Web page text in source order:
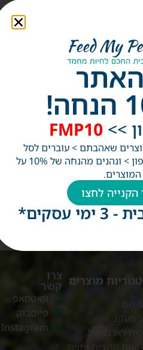
בסטנדרטים הגבוהים ביותר.
, חדשנות ונוחות עבורכם ועבור
בצוות שירות לקוחות
בקשה שיש לכם. תוכלו ליצור
באמצעות פרטי התקשורת
המוצרים שלנו ולמצוא את
לחיות המחמד שלכם.
מוצרים
שם
מעקב
לארגז חול
קולרים ותגים
צרו
קשר
וואטסאפ
פייסבוק
Instagram
>>
FMP10
שאהבתם > עוברים לסל
הקניות > מזינים את הקופון > ונהנים מהנחה של 10% על
לחצו